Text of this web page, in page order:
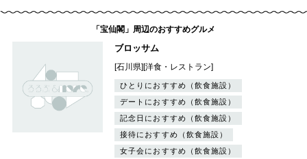
「宝仙閣」周辺のおすすめグルメ
ブロッサム
[石川県][洋食・レストラン]
ひとりにおすすめ（飲食施設）
デートにおすすめ（飲食施設）
記念日におすすめ（飲食施設）
接待におすすめ（飲食施設）
女子会におすすめ（飲食施設）